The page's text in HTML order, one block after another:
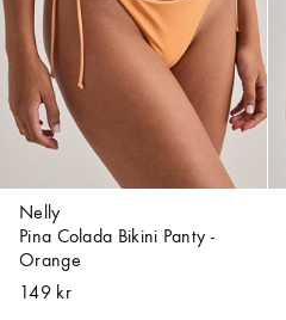
Nelly
Pina Colada Bikini Panty -
Orange
149 kr